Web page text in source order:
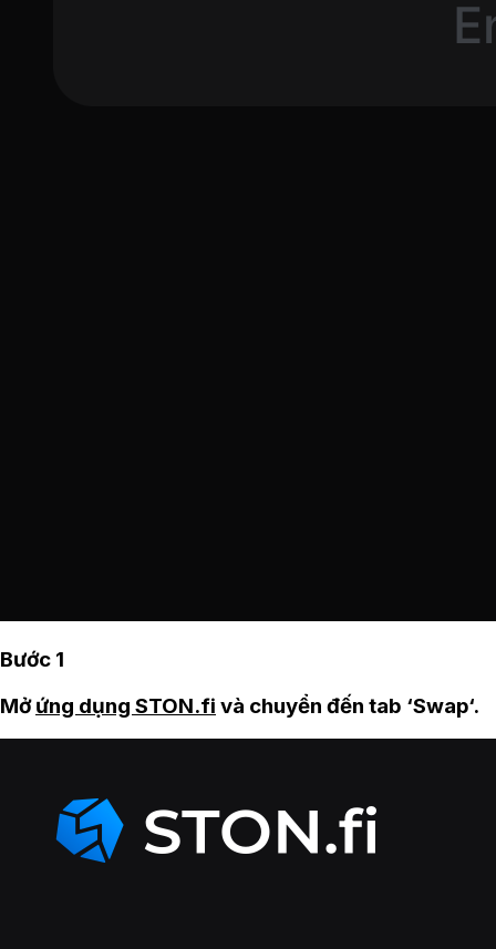
Bước 1
Mởứng dụng STON.fi và chuyển đến tab ‘Swap‘.